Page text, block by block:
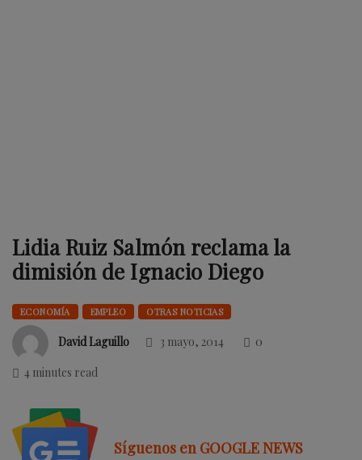
Lidia Ruiz Salmón reclama la
dimisión de Ignacio Diego
ECONOMÍA EMPLEO OTRAS NOTICIAS
David Laguillo 3 mayo, 2014
0
4 minutes read
Síguenos en GOOGLE NEWS